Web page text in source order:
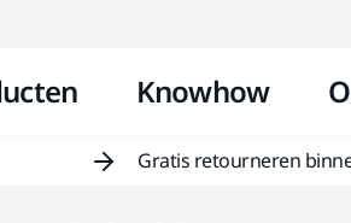
Knowhow
Gratis retourneren